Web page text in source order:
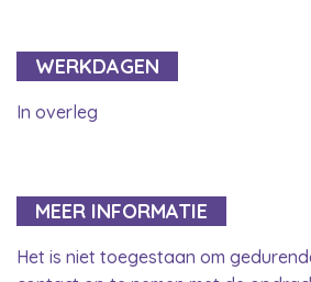
WERKDAGEN
In overleg
MEER INFORMATIE
Het is niet toegestaan om